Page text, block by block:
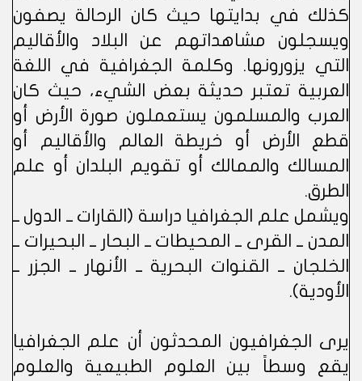
كذلك في بدايتها حيث كان الرحالة يصفون
ويسجلون مشاهداتهم عن البلاد والأقاليم
التي يزورونها. وكلمة الجغرافية في اللغة
العربية تعتبر حديثة بعض الشيء، حيث كان
العرب والمسلمون يستعملون صورة الأرض أو
قطع الأرض أو خريطة العالم والأقاليم أو
المسالك والممالك أو تقويم البلدان أو علم
الطرق.
ويشمل علم الجغرافيا دراسة (القارات ــ الدول ــ
المدن ــ القرى ــ المحيطات ــ البحار ــ البحيرات ــ
الخلجان ــ القنوات البحرية ــ الأنهار ــ الجزر ــ
الأودية).
يرى الجغرافيون المحدثون أن علم الجغرافيا
يقع وسطاً بين العلوم الطبيعية والعلوم